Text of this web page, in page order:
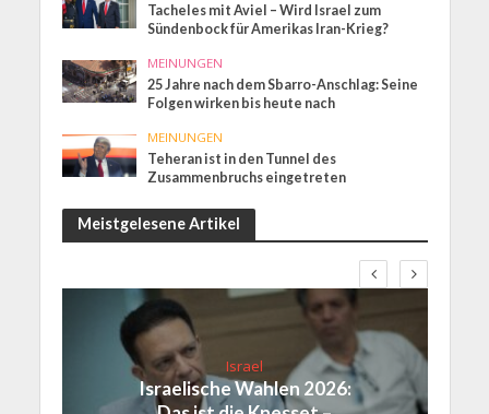
Tacheles mit Aviel – Wird Israel zum
Sündenbock für Amerikas Iran-Krieg?
MEINUNGEN
25 Jahre nach dem Sbarro-Anschlag: Seine
Folgen wirken bis heute nach
MEINUNGEN
Teheran ist in den Tunnel des
Zusammenbruchs eingetreten
Meistgelesene Artikel
Israel
Israelische Wahlen 2026: